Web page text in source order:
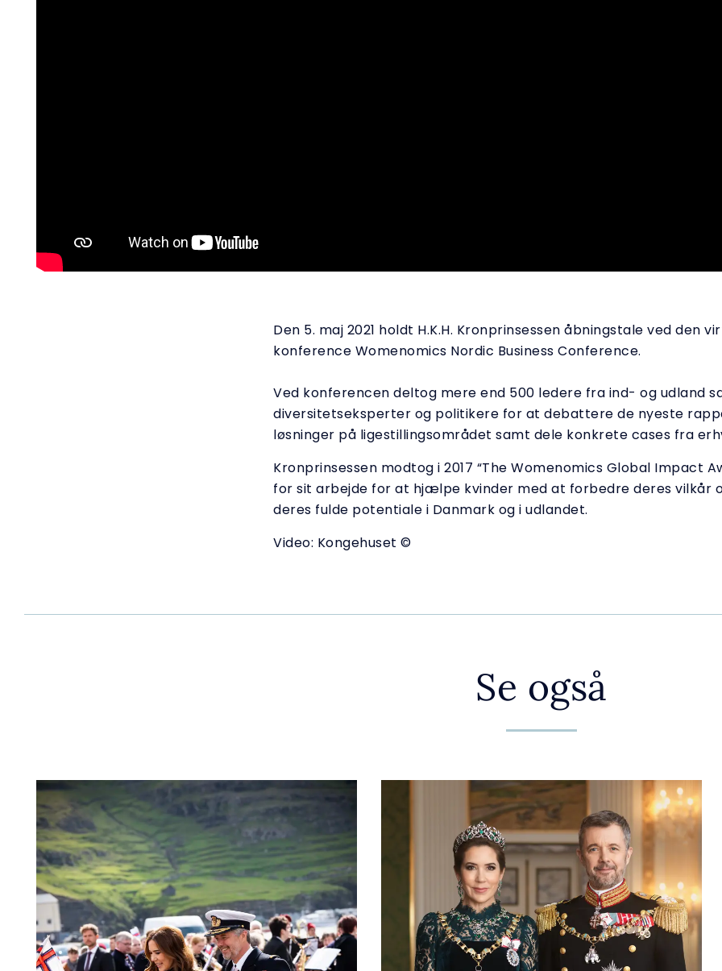
Den 5. maj 2021 holdt H.K.H. Kronprinsessen åbningstale ved den
konference Womenomics Nordic Business Conference.
Ved konferencen deltog mere end 500 ledere fra ind- og udland
diversitetseksperter og politikere for at debattere de nyeste
løsninger på ligestillingsområdet samt dele konkrete cases fra
Kronprinsessen modtog i 2017 “The Womenomics Global Impact
for sit arbejde for at hjælpe kvinder med at forbedre deres vilkår
deres fulde potentiale i Danmark og i udlandet.
Video: Kongehuset ©
Se også